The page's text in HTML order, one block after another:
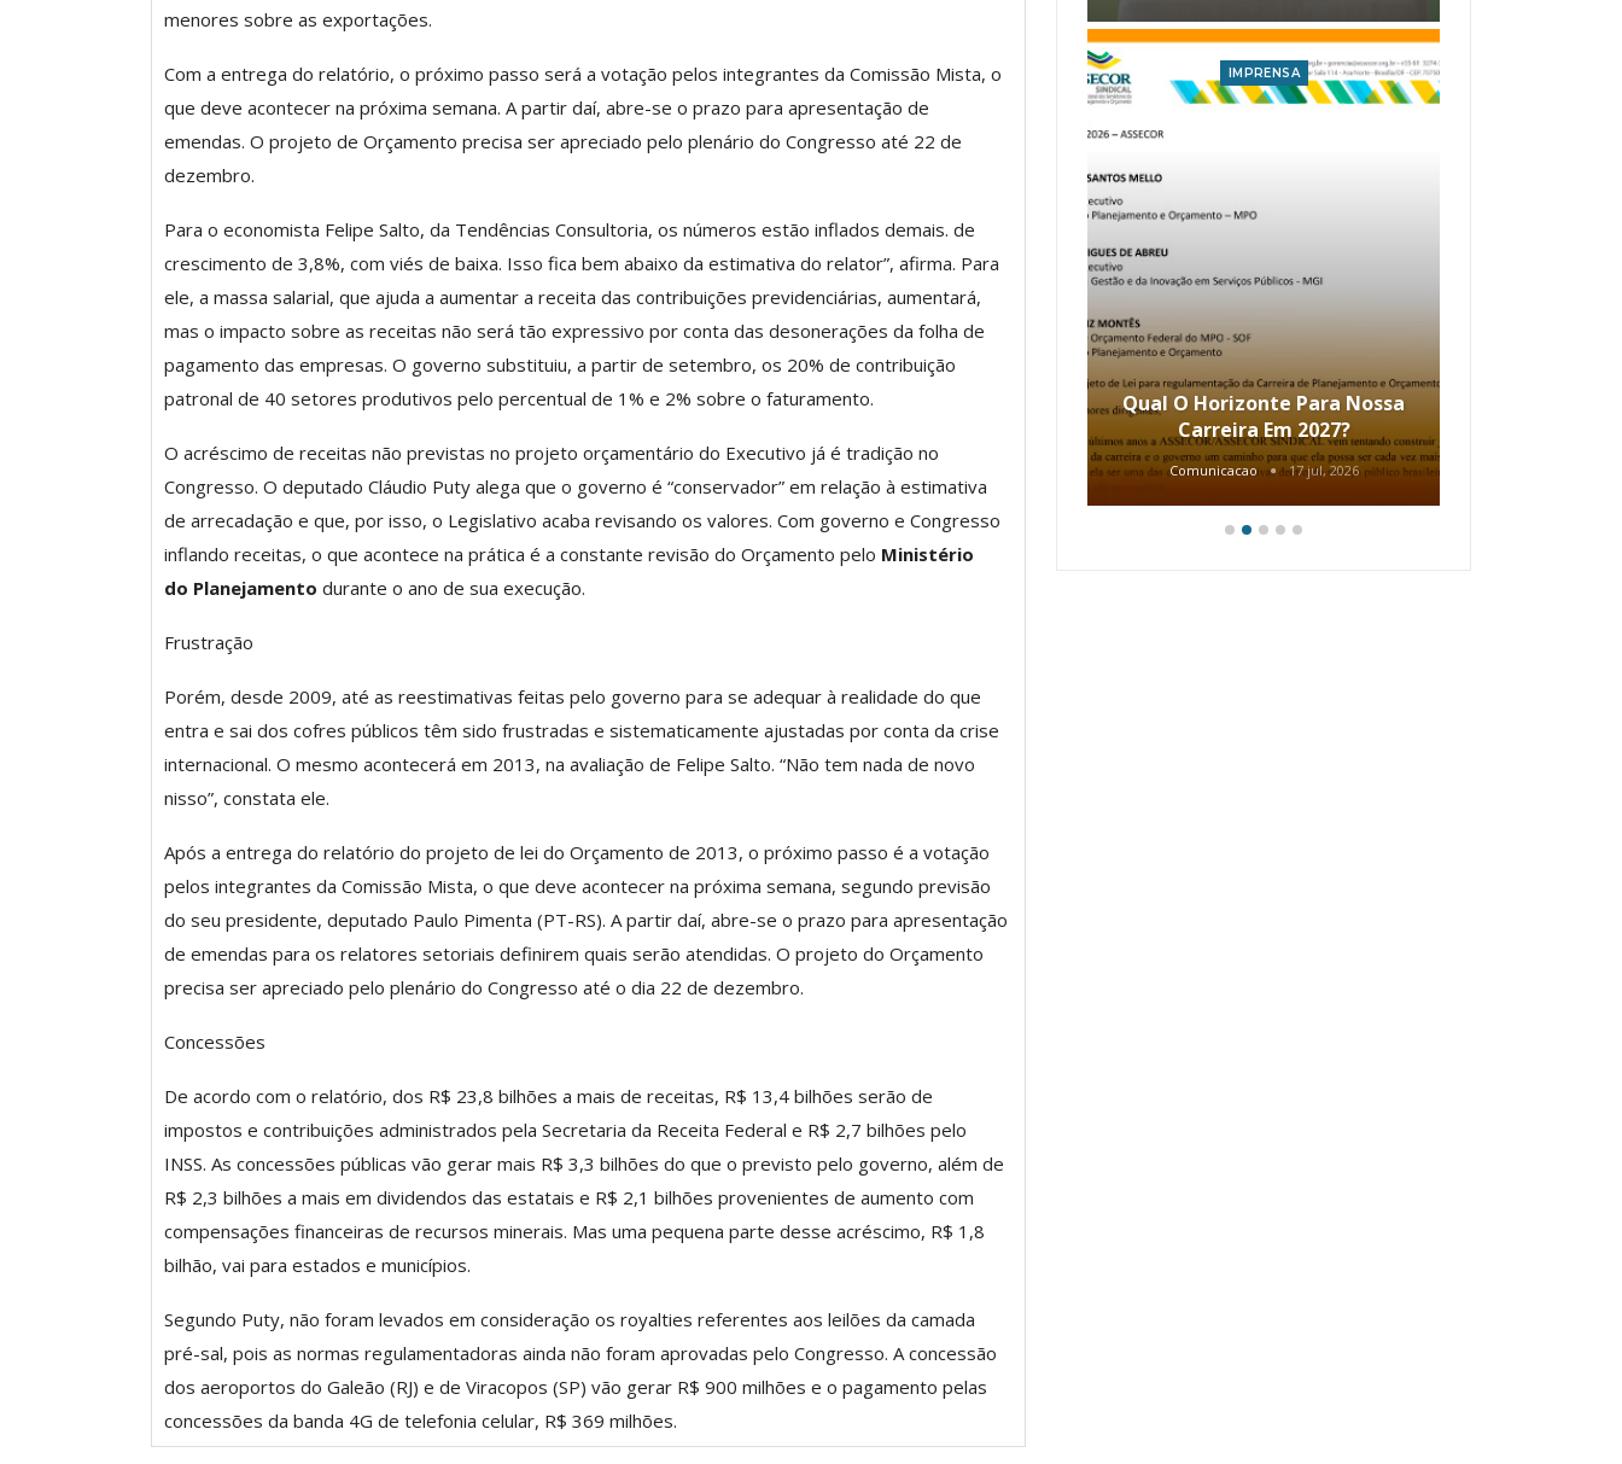
menores sobre as exportações.
Com a entrega do relatório, o próximo passo será a votação pelos integrantes da Comissão Mista, o
que deve acontecer na próxima semana. A partir daí, abre-se o prazo para apresentação de
emendas. O projeto de Orçamento precisa ser apreciado pelo plenário do Congresso até 22 de
dezembro.
Para o economista Felipe Salto, da Tendências Consultoria, os números estão inflados demais. de
crescimento de 3,8%, com viés de baixa. Isso fica bem abaixo da estimativa do relator”, afirma. Para
ele, a massa salarial, que ajuda a aumentar a receita das contribuições previdenciárias, aumentará,
mas o impacto sobre as receitas não será tão expressivo por conta das desonerações da folha de
pagamento das empresas. O governo substituiu, a partir de setembro, os 20% de contribuição
patronal de 40 setores produtivos pelo percentual de 1% e 2% sobre o faturamento.
O acréscimo de receitas não previstas no projeto orçamentário do Executivo já é tradição no
Congresso. O deputado Cláudio Puty alega que o governo é “conservador” em relação à estimativa
de arrecadação e que, por isso, o Legislativo acaba revisando os valores. Com governo e Congresso
inflando receitas, o que acontece na prática é a constante revisão do Orçamento pelo Ministério
do Planejamento durante o ano de sua execução.
Frustração
Porém, desde 2009, até as reestimativas feitas pelo governo para se adequar à realidade do que
entra e sai dos cofres públicos têm sido frustradas e sistematicamente ajustadas por conta da crise
internacional. O mesmo acontecerá em 2013, na avaliação de Felipe Salto. “Não tem nada de novo
nisso”, constata ele.
Após a entrega do relatório do projeto de lei do Orçamento de 2013, o próximo passo é a votação
pelos integrantes da Comissão Mista, o que deve acontecer na próxima semana, segundo previsão
do seu presidente, deputado Paulo Pimenta (PT-RS). A partir daí, abre-se o prazo para apresentação
de emendas para os relatores setoriais definirem quais serão atendidas. O projeto do Orçamento
precisa ser apreciado pelo plenário do Congresso até o dia 22 de dezembro.
Concessões
De acordo com o relatório, dos R$ 23,8 bilhões a mais de receitas, R$ 13,4 bilhões serão de
impostos e contribuições administrados pela Secretaria da Receita Federal e R$ 2,7 bilhões pelo
INSS. As concessões públicas vão gerar mais R$ 3,3 bilhões do que o previsto pelo governo, além de
R$ 2,3 bilhões a mais em dividendos das estatais e R$ 2,1 bilhões provenientes de aumento com
compensações financeiras de recursos minerais. Mas uma pequena parte desse acréscimo, R$ 1,8
bilhão, vai para estados e municípios.
Segundo Puty, não foram levados em consideração os royalties referentes aos leilões da camada
pré-sal, pois as normas regulamentadoras ainda não foram aprovadas pelo Congresso. A concessão
dos aeroportos do Galeão (RJ) e de Viracopos (SP) vão gerar R$ 900 milhões e o pagamento pelas
concessões da banda 4G de telefonia celular, R$ 369 milhões.
IMPRENSA
O Futuro Da Nossa Carreira Em
Comunicacao 23 jun, 2026
IMPRENSA
Mais De Mil Procedimentos
Realizados No Primeiro
Semestre Mostram A
Comunicacao
IMPRENSA
Qual O Horizonte Para Nossa
Carreira Em 2027?
Comunicacao 17 jul, 2026